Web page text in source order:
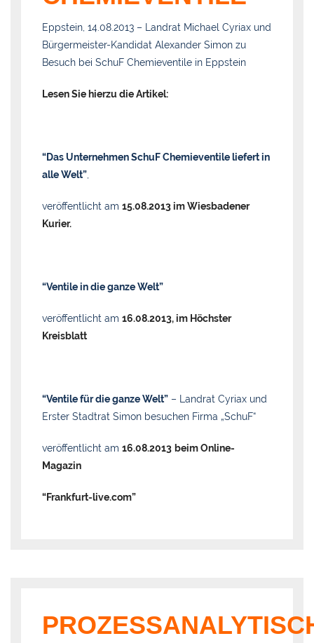
Eppstein, 14.08.2013 – Landrat Michael Cyriax und
Bürgermeister-Kandidat Alexander Simon zu
Besuch bei SchuF Chemieventile in Eppstein
Lesen Sie hierzu die Artikel:
“Das Unternehmen SchuF Chemieventile liefert in
alle Welt”
veröffentlicht am 15.08.2013 im Wiesbadener
Kurier.
“Ventile in die ganze Welt”
veröffentlicht am 16.08.2013, im Höchster
Kreisblatt
“Ventile für die ganze Welt” – Landrat Cyriax und
Erster Stadtrat Simon besuchen Firma „SchuF“
veröffentlicht am 16.08.2013 beim Online-
Magazin
“Frankfurt-live.com”